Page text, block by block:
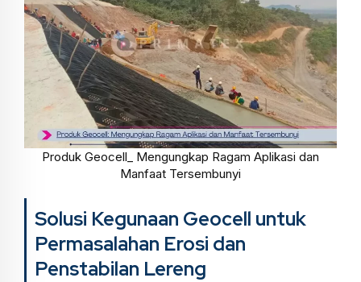
Produk Geocell_ Mengungkap Ragam Aplikasi dan
Manfaat Tersembunyi
Solusi Kegunaan Geocell untuk
Permasalahan Erosi dan
Penstabilan Lereng